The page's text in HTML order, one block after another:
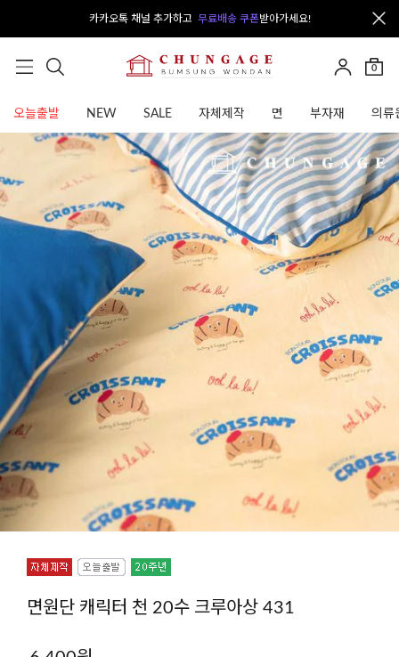
카카오톡 채널 추가하고 무료배송 쿠폰받아가세요!
0
오늘출발 NEW SALE 자체제작 면 부자재 의류
면원단 캐릭터 천 20수 크루아상 431